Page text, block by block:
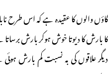
گاؤں والوں کا عقیدہ ہے کہ اس طرح
کا بارش کا دیوتا خوش ہوکر بارش
دیگر علاقوں کی بہ نسبت کم بارش